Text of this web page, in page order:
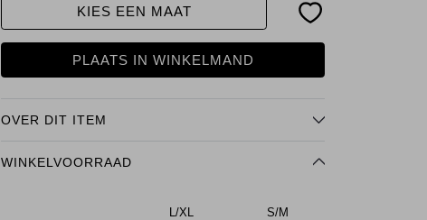
KIES EEN MAAT
PLAATS IN WINKELMAND
OVER DIT ITEM
WINKELVOORRAAD
L/XL S/M